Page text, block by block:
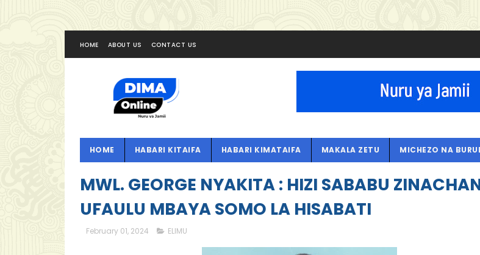
HOME ABOUT US CONTACT US
HOME HABARI KITAIFA HABARI KIMATAIFA MAKALA ZETU MICHEZO NA
MWL. GEORGE NYAKITA : HIZI SABABU
UFAULU MBAYA SOMO LA HISABATI
February 01, 2024 ELIMU